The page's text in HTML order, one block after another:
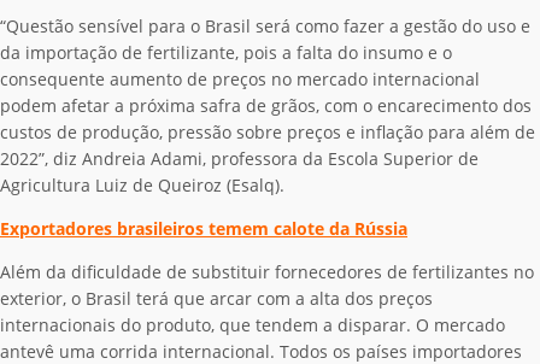
“Questão sensível para o Brasil será como fazer a gestão do uso e
da importação de fertilizante, pois a falta do insumo e o
consequente aumento de preços no mercado internacional
podem afetar a próxima safra de grãos, com o encarecimento dos
custos de produção, pressão sobre preços e inflação para além de
2022”, diz Andreia Adami, professora da Escola Superior de
Agricultura Luiz de Queiroz (Esalq).
Exportadores brasileiros temem calote da Rússia
Além da dificuldade de substituir fornecedores de fertilizantes no
exterior, o Brasil terá que arcar com a alta dos preços
internacionais do produto, que tendem a disparar. O mercado
antevê uma corrida internacional. Todos os países importadores